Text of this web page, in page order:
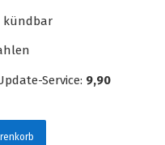
kündbar
Service: 9,90